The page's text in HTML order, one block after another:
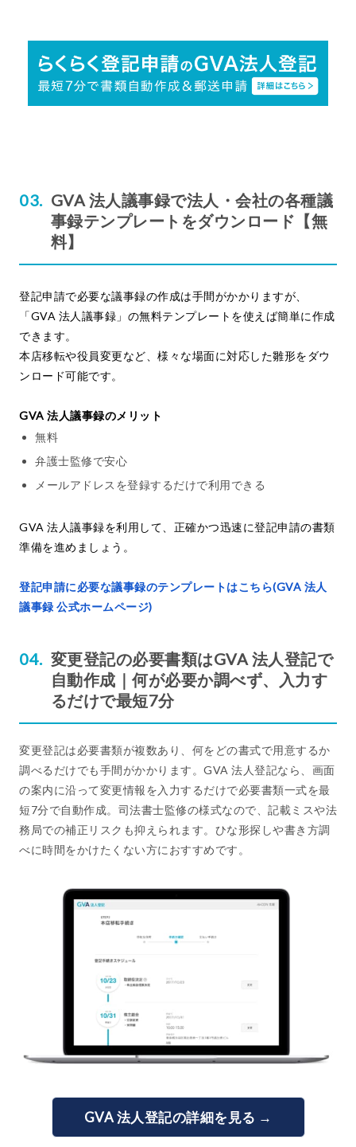
GVA 法人議事録で法人・会社の各種議
事録テンプレートをダウンロード【無
料】
登記申請で必要な議事録の作成は手間がかかりますが、
「GVA 法人議事録」の無料テンプレートを使えば簡単に作成
できます。
本店移転や役員変更など、様々な場面に対応した雛形をダウ
ンロード可能です。
GVA 法人議事録のメリット
無料
弁護士監修で安心
メールアドレスを登録するだけで利用できる
GVA 法人議事録を利用して、正確かつ迅速に登記申請の書類
準備を進めましょう。
登記申請に必要な議事録のテンプレートはこちら(GVA 法人
議事録 公式ホームページ)
変更登記の必要書類はGVA 法人登記で
自動作成｜何が必要か調べず、入力す
るだけで最短7分
変更登記は必要書類が複数あり、何をどの書式で用意するか
調べるだけでも手間がかかります。GVA 法人登記なら、画面
の案内に沿って変更情報を入力するだけで必要書類一式を最
短7分で自動作成。司法書士監修の様式なので、記載ミスや法
務局での補正リスクも抑えられます。ひな形探しや書き方調
べに時間をかけたくない方におすすめです。
GVA 法人登記の詳細を見る →